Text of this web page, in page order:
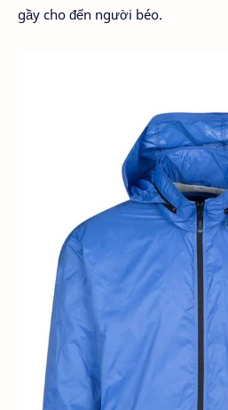
gầy cho đến người béo.